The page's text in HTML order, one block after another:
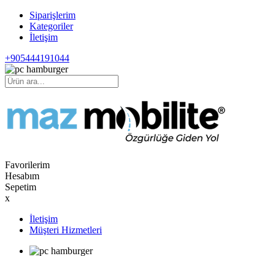
Siparişlerim
Kategoriler
İletişim
+905444191044
Favorilerim
Hesabım
Sepetim
x
İletişim
Müşteri Hizmetleri